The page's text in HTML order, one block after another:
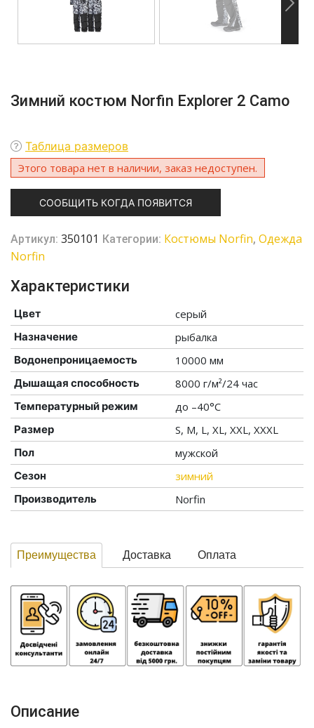
Зимний костюм Norfin Explorer 2 Camo
Таблица размеров
Этого товара нет в наличии, заказ недоступен.
СООБЩИТЬ КОГДА ПОЯВИТСЯ
Артикул: 350101 Категории: Костюмы Norfin, Одежда
Norfin
Характеристики
Цвет серый
Назначение рыбалка
Водонепроницаемость 10000 мм
Дышащая способность 8000 г/м²/24 час
Температурный режим до –40°C
Размер S, M, L, XL, XXL, XXXL
Пол мужской
Сезон зимний
Производитель Norfin
Преимущества Доставка Оплата
Описание